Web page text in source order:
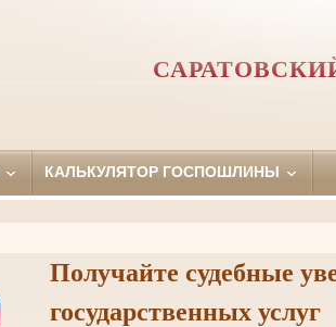
КАЛЬКУЛЯТОР ГОСПОШЛИНЫ
Получайте судебные
государственных услуг